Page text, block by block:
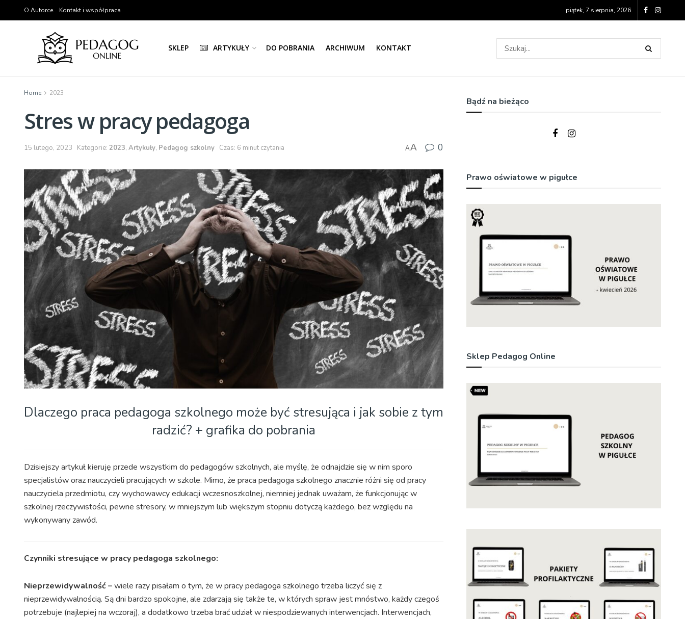
O Autorce Kontakt i współpraca piątek, 7 sierpnia, 2026
SKLEP ARTYKUŁY DO POBRANIA ARCHIWUM KONTAKT
Home 2023
Stres w pracy pedagoga
15 lutego, 2023 Kategorie: 2023, Artykuły, Pedagog szkolny Czas: 6 minut czytania AA 0
Dlaczego praca pedagoga szkolnego może być stresująca i jak sobie z tym
radzić? + grafika do pobrania
Dzisiejszy artykuł kieruję przede wszystkim do pedagogów szkolnych, ale myślę, że odnajdzie się w nim sporo
specjalistów oraz nauczycieli pracujących w szkole. Mimo, że praca pedagoga szkolnego znacznie różni się od pracy
nauczyciela przedmiotu, czy wychowawcy edukacji wczesnoszkolnej, niemniej jednak uważam, że funkcjonując w
szkolnej rzeczywistości, pewne stresory, w mniejszym lub większym stopniu dotyczą każdego, bez względu na
wykonywany zawód.
Czynniki stresujące w pracy pedagoga szkolnego:
Nieprzewidywalność –wiele razy pisałam o tym, że w pracy pedagoga szkolnego trzeba liczyć się z
nieprzewidywalnością. Są dni bardzo spokojne, ale zdarzają się także te, w których spraw jest mnóstwo, każdy czegoś
potrzebuje (najlepiej na wczoraj), a dodatkowo trzeba brać udział w niespodziewanych interwencjach. Interwencjach,
Bądź na bieżąco
Prawo oświatowe w pigułce
Sklep Pedagog Online